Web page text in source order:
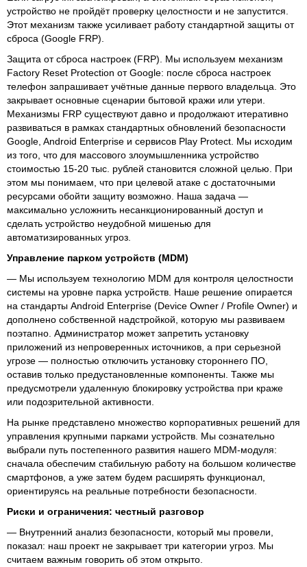
устройство не пройдёт проверку целостности и не запустится.
Этот механизм также усиливает работу стандартной защиты от
сброса (Google FRP).
Защита от сброса настроек (FRP). Мы используем механизм
Factory Reset Protection от Google: после сброса настроек
телефон запрашивает учётные данные первого владельца. Это
закрывает основные сценарии бытовой кражи или утери.
Механизмы FRP существуют давно и продолжают итеративно
развиваться в рамках стандартных обновлений безопасности
Google, Android Enterprise и сервисов Play Protect. Мы исходим
из того, что для массового злоумышленника устройство
стоимостью 15-20 тыс. рублей становится сложной целью. При
этом мы понимаем, что при целевой атаке с достаточными
ресурсами обойти защиту возможно. Наша задача —
максимально усложнить несанкционированный доступ и
сделать устройство неудобной мишенью для
автоматизированных угроз.
Управление парком устройств (MDM)
— Мы используем технологию MDM для контроля целостности
системы на уровне парка устройств. Наше решение опирается
на стандарты Android Enterprise (Device Owner / Profile Owner) и
дополнено собственной надстройкой, которую мы развиваем
поэтапно. Администратор может запретить установку
приложений из непроверенных источников, а при серьезной
угрозе — полностью отключить установку стороннего ПО,
оставив только предустановленные компоненты. Также мы
предусмотрели удаленную блокировку устройства при краже
или подозрительной активности.
На рынке представлено множество корпоративных решений для
управления крупными парками устройств. Мы сознательно
выбрали путь постепенного развития нашего MDM-модуля:
сначала обеспечим стабильную работу на большом количестве
смартфонов, а уже затем будем расширять функционал,
ориентируясь на реальные потребности безопасности.
Риски и ограничения: честный разговор
— Внутренний анализ безопасности, который мы провели,
показал: наш проект не закрывает три категории угроз. Мы
считаем важным говорить об этом открыто.